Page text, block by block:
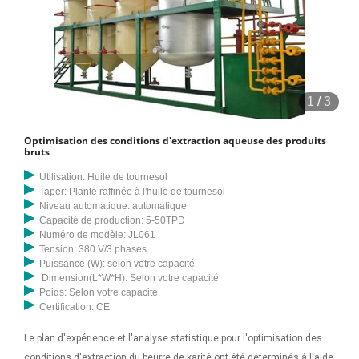
gmelina ont été étudiées. L'effet de diverses variables de procédé
telles que la température, la durée, le volume de solvant, la taille des
particules et leur interaction sur le rendement en huile a été étudié.
temps d'extraction (C : 40–120 min)) sur le rendement d'extraction de
l'huile de bois de santal. L'analyse de corrélation du modèle de
régression mathématique a indiqué qu'un modèle polynomial
ondes de l'huile de bois de santal. développer un modèle
décisions d'exploration et d'extraction d'une entreprise fixant les prix
et opérant dans des conditions d'incertitude. Plus tard, nous utilisons
ce modèle comme base d’une analyse économétrique des
approvisionnements en pétrole et des activités d’exploration sur
l’UKCS. 2.1 Le cadre d'optimisation
1 /3
Optimisation des conditions d'extraction aqueuse des produits
bruts
Utilisation: Huile de tournesol
Taper: Plante raffinée à l'huile de tournesol
Niveau automatique: automatique
Capacité de production: 5-50TPD
Numéro de modèle: JL061
Tension: 380 V/3 phases
Puissance (W): selon votre capacité
Dimension(L*W*H): Selon votre capacité
Poids: Selon votre capacité
Certification: CE
Le plan d'expérience et l'analyse statistique pour l'optimisation des